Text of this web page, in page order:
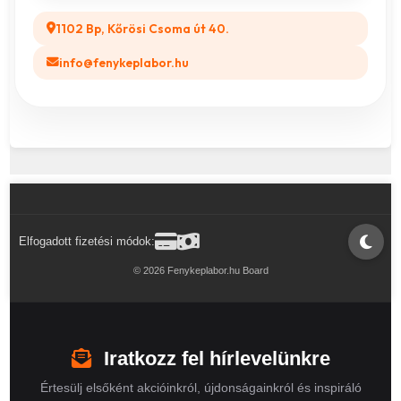
1102 Bp, Kőrösi Csoma út 40.
info@fenykeplabor.hu
Elfogadott fizetési módok:
© 2026 Fenykeplabor.hu Board
Iratkozz fel hírlevelünkre
Értesülj elsőként akcióinkról, újdonságainkról és inspiráló